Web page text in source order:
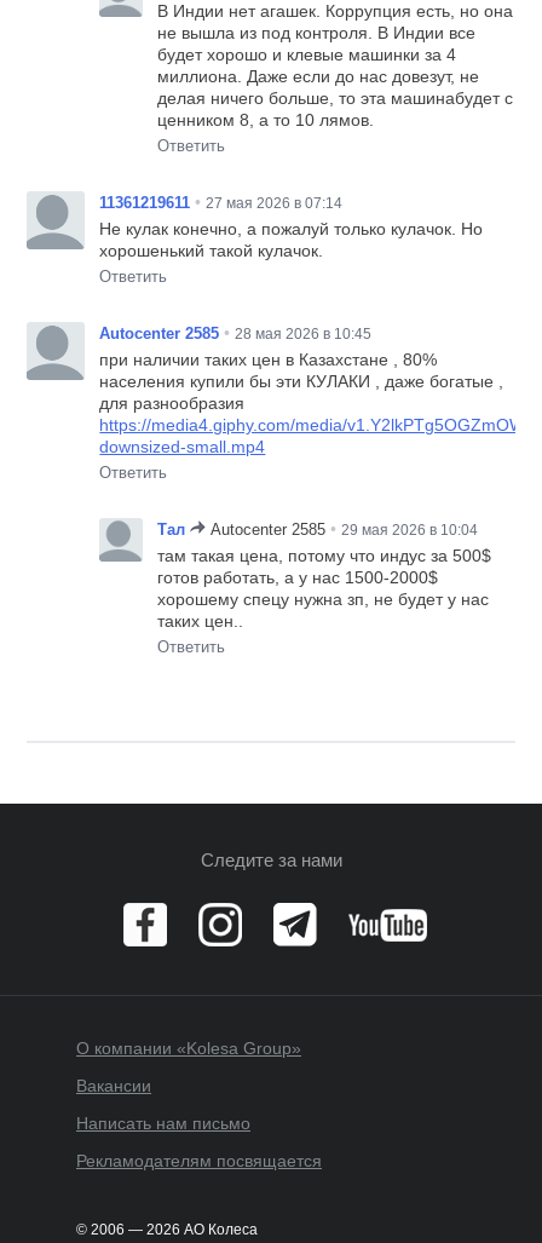
В Индии нет агашек. Коррупция есть, но она
не вышла из под контроля. В Индии все
будет хорошо и клевые машинки за 4
миллиона. Даже если до нас довезут, не
делая ничего больше, то эта машинабудет с
ценником 8, а то 10 лямов.
Ответить
11361219611 • 27 мая 2026 в 07:14
Не кулак конечно, а пожалуй только кулачок. Но
хорошенький такой кулачок.
Ответить
Autocenter 2585 • 28 мая 2026 в 10:45
при наличии таких цен в Казахстане , 80%
населения купили бы эти КУЛАКИ , даже богатые ,
для разнообразия
https://media4.giphy.com/media/
downsized-small.mp4
Ответить
Тал Autocenter 2585 • 29 мая 2026 в 10:04
там такая цена, потому что индус за 500$
готов работать, а у нас 1500-2000$
хорошему спецу нужна зп, не будет у нас
таких цен..
Ответить
Следите за нами
О компании «Kolesa Group»
Вакансии
Написать нам письмо
Рекламодателям посвящается
© 2006 — 2026 АО Колеса